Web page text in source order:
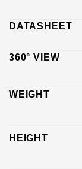
DATASHEET
360° VIEW
WEIGHT
HEIGHT